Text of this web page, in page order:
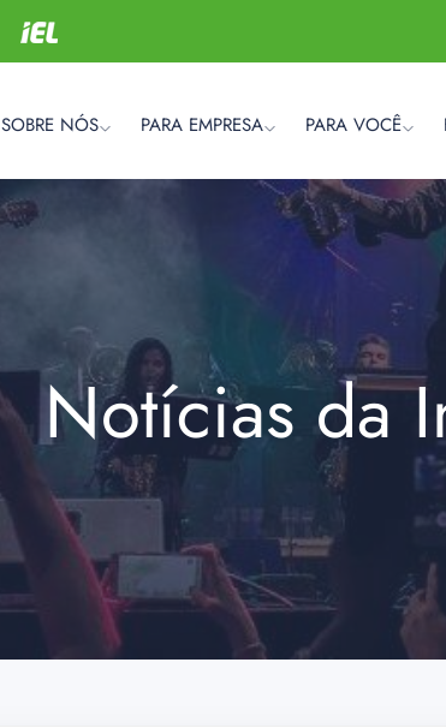
SOBRE NÓS PARA EMPRESA PARA VOCÊ
Notícias da